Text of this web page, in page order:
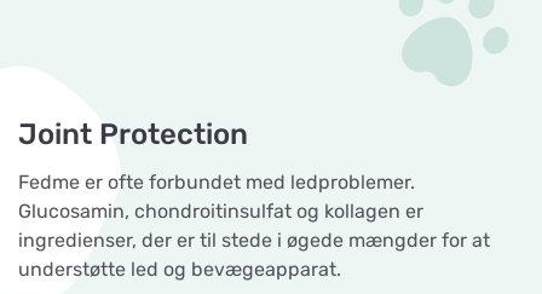
Joint Protection
Fedme er ofte forbundet med ledproblemer.
Glucosamin, chondroitinsulfat og kollagen er
ingredienser, der er til stede i øgede mængder for at
understøtte led og bevægeapparat.